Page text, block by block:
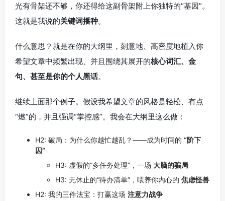
光有骨架还不够，你还得给这副骨架附上你独特的“基因”。
这就是我说的关键词播种。
什么意思？就是在你的大纲里，刻意地、高密度地植入你
希望文章中频繁出现、并且围绕其展开的核心词汇、金
句、甚至是你的个人黑话。
继续上面那个例子。假设我希望文章的风格是轻松、有点
“燃”的，并且强调“掌控感”。我会在大纲里这么做：
H2: 破局：为什么你越忙越乱？——成为时间的 “阶下
囚”
H3: 虚假的“多任务处理”，一场 大脑的骗局
H3: 无休止的“待办清单”，喂养你内心的 焦虑怪兽
H2: 我的三件法宝：打赢这场 注意力战争